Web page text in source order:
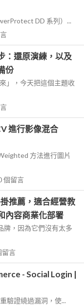
DD 系列）...
：還原演練，以及
份
」，今天把這個主題收
進行影像混合
方法進行圖片
個留言
推薦，適合經營教
內容商業化部署
牌，因為它們沒有太多
留言
- Social Login |
驗證繞過漏洞，使...